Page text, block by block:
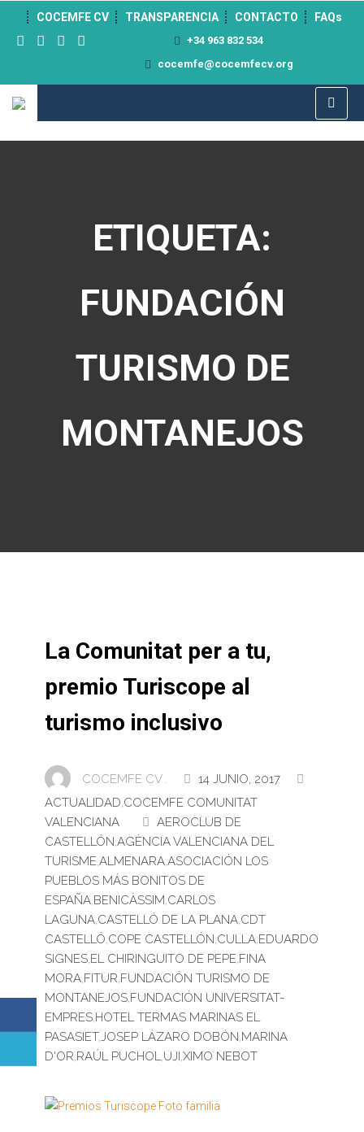
COCEMFE CV TRANSPARENCIA CONTACTO FAQs
+34 963 832 534
cocemfe@cocemfecv.org
ETIQUETA:
FUNDACIÓN
TURISMO DE
MONTANEJOS
La Comunitat per a tu,
premio Turiscope al
turismo inclusivo
COCEMFE CV .
14 JUNIO, 2017
ACTUALIDAD,COCEMFE COMUNITAT
VALENCIANA
AEROCLUB DE
CASTELLÓN,AGÈNCIA VALENCIANA DEL
TURISME,ALMENARA,ASOCIACIÓN LOS
PUEBLOS MÁS BONITOS DE
ESPAÑA,BENICÀSSIM,CARLOS
LAGUNA,CASTELLÓ DE LA PLANA,CDT
CASTELLÓ,COPE CASTELLÓN,CULLA,EDUARDO
SIGNES,EL CHIRINGUITO DE PEPE,FINA
MORA,FITUR,FUNDACIÓN TURISMO DE
MONTANEJOS,FUNDACIÓN UNIVERSITAT-
EMPRES,HOTEL TERMAS MARINAS EL
PASASIET,JOSEP LÁZARO DOBÓN,MARINA
D'OR,RAÚL PUCHOL,UJI,XIMO NEBOT